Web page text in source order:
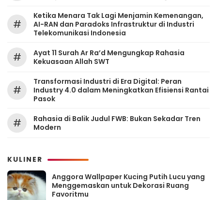
#
Ketika Menara Tak Lagi Menjamin Kemenangan,
AI-RAN dan Paradoks Infrastruktur di Industri
Telekomunikasi Indonesia
#
Ayat 11 Surah Ar Ra’d Mengungkap Rahasia
Kekuasaan Allah SWT
#
Transformasi Industri di Era Digital: Peran
Industry 4.0 dalam Meningkatkan Efisiensi Rantai
Pasok
#
Rahasia di Balik Judul FWB: Bukan Sekadar Tren
Modern
KULINER
Anggora Wallpaper Kucing Putih Lucu yang
Menggemaskan untuk Dekorasi Ruang
Favoritmu